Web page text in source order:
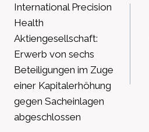
International Precision
Health
Aktiengesellschaft:
Erwerb von sechs
Beteiligungen im Zuge
einer Kapitalerhöhung
gegen Sacheinlagen
abgeschlossen